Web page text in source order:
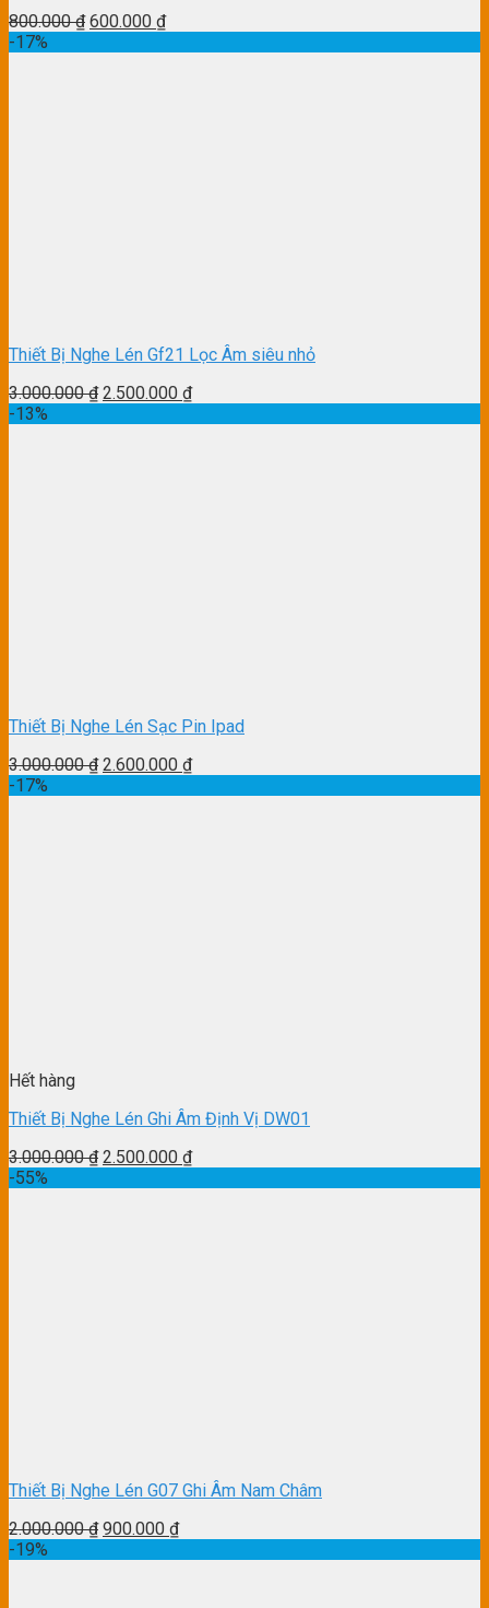
800.000₫ 600.000 ₫
-17%
Thiết Bị Nghe Lén Gf21 Lọc Âm siêu nhỏ
3.000.000₫ 2.500.000 ₫
-13%
Thiết Bị Nghe Lén Sạc Pin Ipad
3.000.000₫ 2.600.000 ₫
-17%
Hết hàng
Thiết Bị Nghe Lén Ghi Âm Định Vị DW01
3.000.000₫ 2.500.000 ₫
-55%
Thiết Bị Nghe Lén G07 Ghi Âm Nam Châm
2.000.000₫ 900.000 ₫
-19%